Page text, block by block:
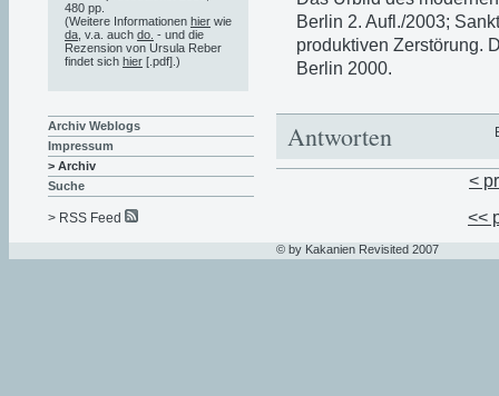
Berlin 2. Aufl./2003;
produktiven Zerstörung.
Berlin 2000.
Antworten
<
<<
480 pp.
(Weitere Informationen hier wie
da , v.a. auch do. - und die
Rezension von Ursula Reber
findet sich hier [.pdf].)
Archiv Weblogs
Impressum
> Archiv
Suche
> RSS Feed
© by Kakanien Revisited 2007